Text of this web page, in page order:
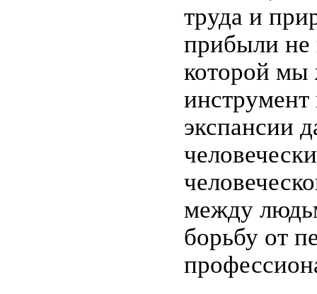
труда и
прибыли не
которой мы
инструмент
экспансии
между
борьбу от